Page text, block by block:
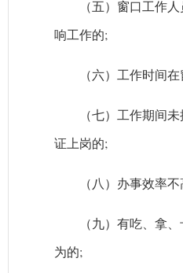
（五）窗口工作
响工作的;
（六）工作时间
（七）工作期间
证上岗的;
（八）办事效率
（九）有吃、拿
为的;